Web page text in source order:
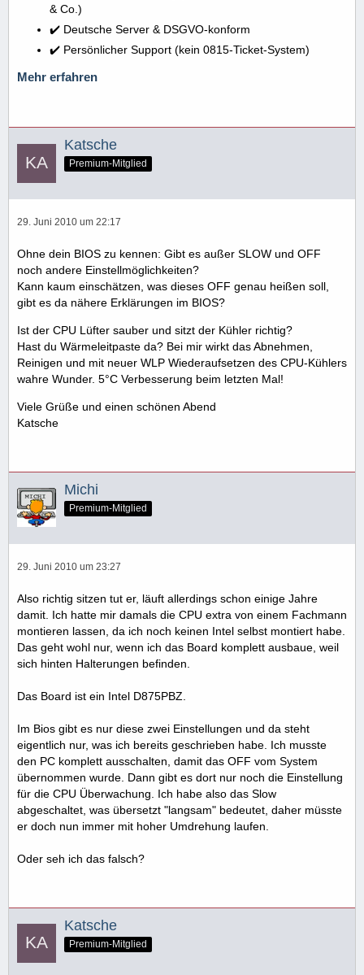
& Co.)
✔️ Deutsche Server & DSGVO-konform
✔️ Persönlicher Support (kein 0815-Ticket-System)
Mehr erfahren
Katsche
Premium-Mitglied
29. Juni 2010 um 22:17
Ohne dein BIOS zu kennen: Gibt es außer SLOW und OFF
noch andere Einstellmöglichkeiten?
Kann kaum einschätzen, was dieses OFF genau heißen soll,
gibt es da nähere Erklärungen im BIOS?
Ist der CPU Lüfter sauber und sitzt der Kühler richtig?
Hast du Wärmeleitpaste da? Bei mir wirkt das Abnehmen,
Reinigen und mit neuer WLP Wiederaufsetzen des CPU-Kühlers
wahre Wunder. 5°C Verbesserung beim letzten Mal!
Viele Grüße und einen schönen Abend
Katsche
Michi
Premium-Mitglied
29. Juni 2010 um 23:27
Also richtig sitzen tut er, läuft allerdings schon einige Jahre
damit. Ich hatte mir damals die CPU extra von einem Fachmann
montieren lassen, da ich noch keinen Intel selbst montiert habe.
Das geht wohl nur, wenn ich das Board komplett ausbaue, weil
sich hinten Halterungen befinden.
Das Board ist ein Intel D875PBZ.
Im Bios gibt es nur diese zwei Einstellungen und da steht
eigentlich nur, was ich bereits geschrieben habe. Ich musste
den PC komplett ausschalten, damit das OFF vom System
übernommen wurde. Dann gibt es dort nur noch die Einstellung
für die CPU Überwachung. Ich habe also das Slow
abgeschaltet, was übersetzt "langsam" bedeutet, daher müsste
er doch nun immer mit hoher Umdrehung laufen.
Oder seh ich das falsch?
Katsche
Premium-Mitglied